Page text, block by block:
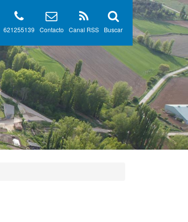
Buscar
Canal RSS
Contacto
621255139